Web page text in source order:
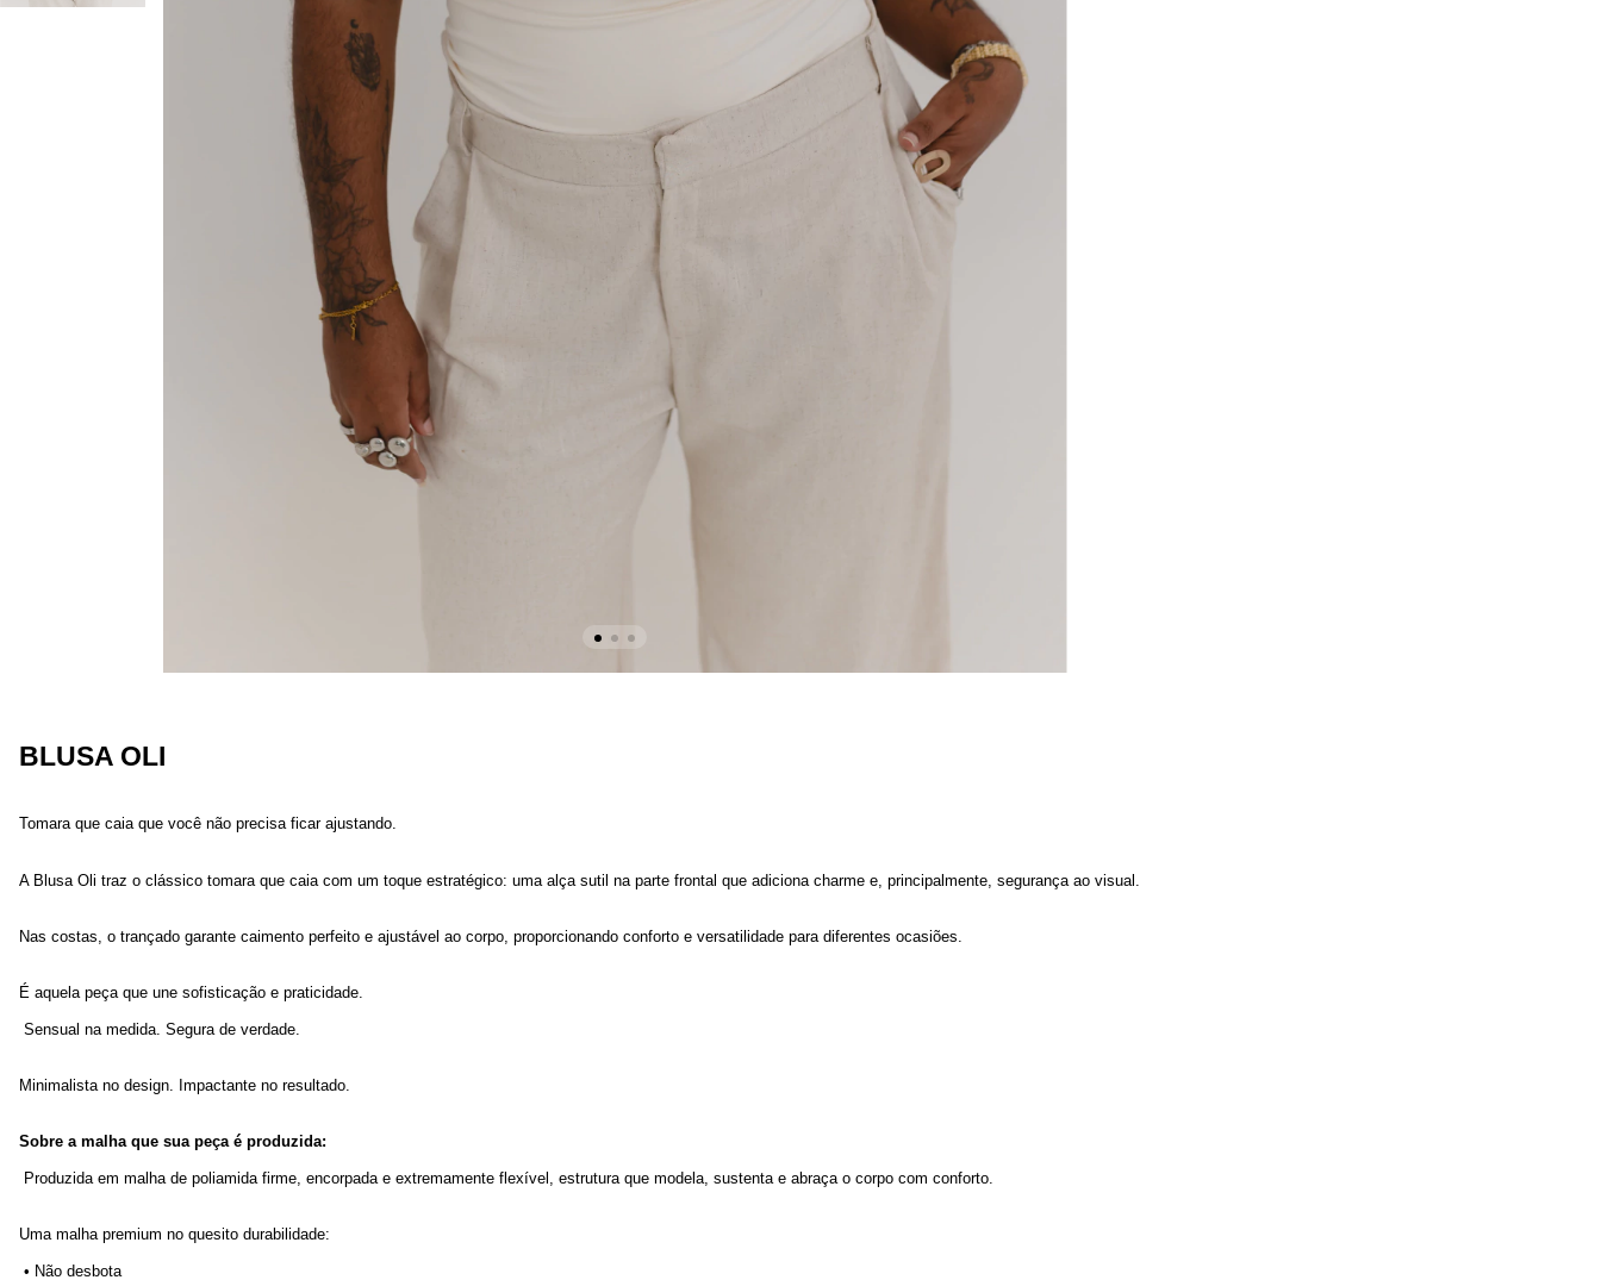
BLUSA OLI
Tomara que caia que você não precisa ficar ajustando.
A Blusa Oli traz o clássico tomara que caia com um toque estratégico: uma alça sutil na parte frontal que adiciona charme e, principalmente, segurança ao visual.
Nas costas, o trançado garante caimento perfeito e ajustável ao corpo, proporcionando conforto e versatilidade para diferentes ocasiões.
É aquela peça que une sofisticação e praticidade.
Sensual na medida. Segura de verdade.
Minimalista no design. Impactante no resultado.
Sobre a malha que sua peça é produzida:
Produzida em malha de poliamida firme, encorpada e extremamente flexível, estrutura que modela, sustenta e abraça o corpo com conforto.
Uma malha premium no quesito durabilidade:
• Não desbota